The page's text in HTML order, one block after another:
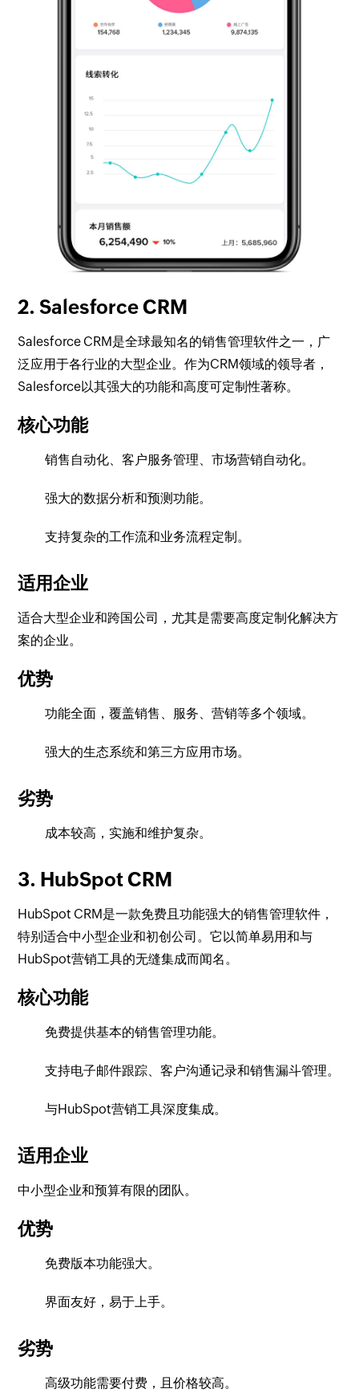
2. Salesforce CRM
Salesforce CRM是全球最知名的销售管理软件之一，广
泛应用于各行业的大型企业。作为CRM领域的领导者，
Salesforce以其强大的功能和高度可定制性著称。
核心功能
销售自动化、客户服务管理、市场营销自动化。
强大的数据分析和预测功能。
支持复杂的工作流和业务流程定制。
适用企业
适合大型企业和跨国公司，尤其是需要高度定制化解决方
案的企业。
优势
功能全面，覆盖销售、服务、营销等多个领域。
强大的生态系统和第三方应用市场。
劣势
成本较高，实施和维护复杂。
3. HubSpot CRM
HubSpot CRM是一款免费且功能强大的销售管理软件，
特别适合中小型企业和初创公司。它以简单易用和与
HubSpot营销工具的无缝集成而闻名。
核心功能
免费提供基本的销售管理功能。
支持电子邮件跟踪、客户沟通记录和销售漏斗管理。
与HubSpot营销工具深度集成。
适用企业
中小型企业和预算有限的团队。
优势
免费版本功能强大。
界面友好，易于上手。
劣势
高级功能需要付费，且价格较高。